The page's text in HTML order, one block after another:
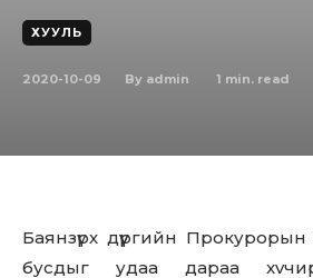
ХУУЛЬ
2020-10-09 By admin 1 min. read
Баянзүрх дүүргийн Прокурорын
бусдыг удаа дараа